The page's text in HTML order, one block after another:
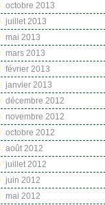
octobre 2013
juillet 2013
mai 2013
mars 2013
février 2013
janvier 2013
décembre 2012
novembre 2012
octobre 2012
août 2012
juillet 2012
juin 2012
mai 2012